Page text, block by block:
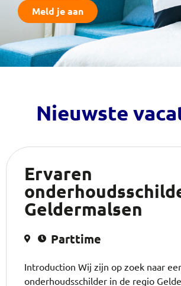
Meld je aan
Nieuwste
Ervaren
Geldermalsen
Parttime
Introduction Wij zijn op zoek naar
onderhoudsschilder in de regio